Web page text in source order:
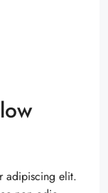
adipiscing elit.